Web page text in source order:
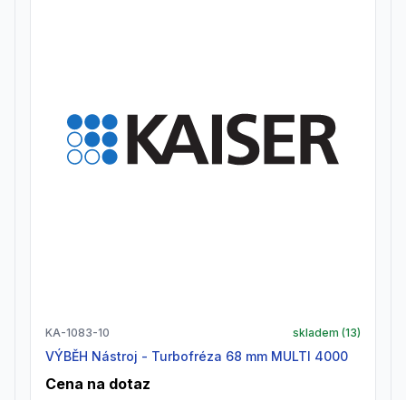
KA-1083-10 skladem (13)
VÝBĚH Nástroj - Turbofréza 68 mm MULTI 4000
Cena na dotaz